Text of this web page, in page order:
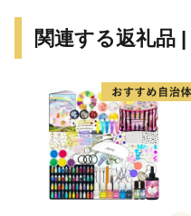
沖縄県宮古島市では、
る申告特例申請書」の郵
特例申請をご希望の場
ンロードをお願いいたし
関連する返礼品